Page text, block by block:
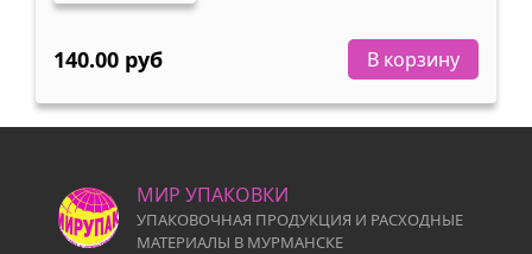
140.00 руб В корзину
МИР УПАКОВКИ
УПАКОВОЧНАЯ ПРОДУКЦИЯ И РАСХОДНЫЕ
МАТЕРИАЛЫ В МУРМАНСКЕ